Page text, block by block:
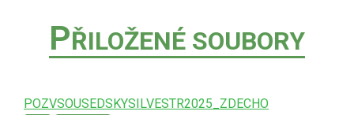
PŘILOŽENÉ SOUBORY
POZVSOUSEDSKYSILVESTR2025_ZDECHO